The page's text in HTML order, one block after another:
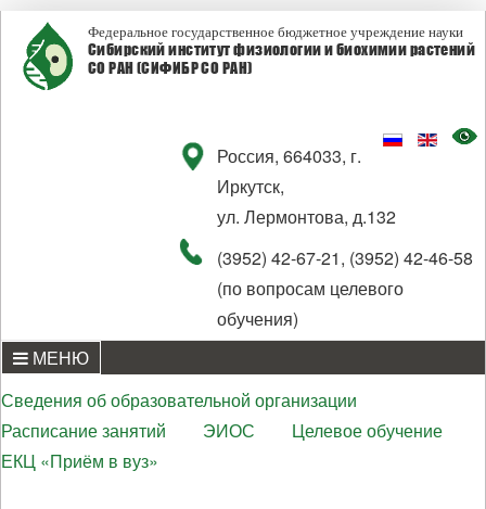
Федеральное государственное бюджетное учреждение науки
Сибирский институт физиологии и биохимии растений
СО РАН (СИФИБР СО РАН)
Россия, 664033, г.
Иркутск,
ул. Лермонтова, д.132
(3952) 42-67-21, (3952) 42-46-58
(по вопросам целевого
обучения)
МЕНЮ
Сведения об образовательной организации
Расписание занятий
ЭИОС
Целевое обучение
ЕКЦ «Приём в вуз»